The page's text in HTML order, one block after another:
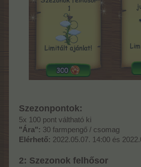
Szezonpontok:
5x 100 pont váltható ki
"Ára": 30 farmpengő / csomag
Elérhető: 2022.05.07. 14:00 és
2: Szezonok felhősor